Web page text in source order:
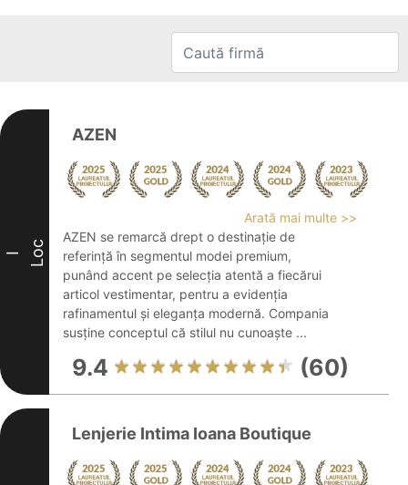
I Loc
AZEN
Arată mai multe >>
AZEN se remarcă drept o destinație de
referință în segmentul modei premium,
punând accent pe selecția atentă a fiecărui
articol vestimentar, pentru a evidenția
rafinamentul și eleganța modernă. Compania
susține conceptul că stilul nu cunoaște ...
9.4 (60)
Lenjerie Intima Ioana Boutique